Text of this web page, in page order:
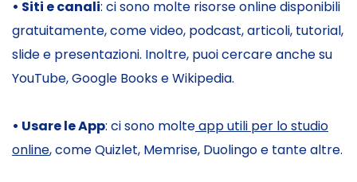
• Siti e canali: ci sono molte risorse online disponibili
gratuitamente, come video, podcast, articoli, tutorial,
slide e presentazioni. Inoltre, puoi cercare anche su
YouTube, Google Books e Wikipedia.
• Usare le App: ci sono molteapp utili per lo studio
online, come Quizlet, Memrise, Duolingo e tante altre.